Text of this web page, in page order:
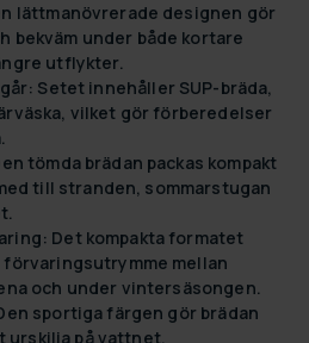
lättmanövrerade designen gör
bekväm under både kortare
utflykter.
Setet innehåller SUP-bräda,
vilket gör förberedelser
tömda brädan packas kompakt
till stranden, sommarstugan
Det kompakta formatet
förvaringsutrymme mellan
och under vintersäsongen.
sportiga färgen gör brädan
urskilja på vattnet.